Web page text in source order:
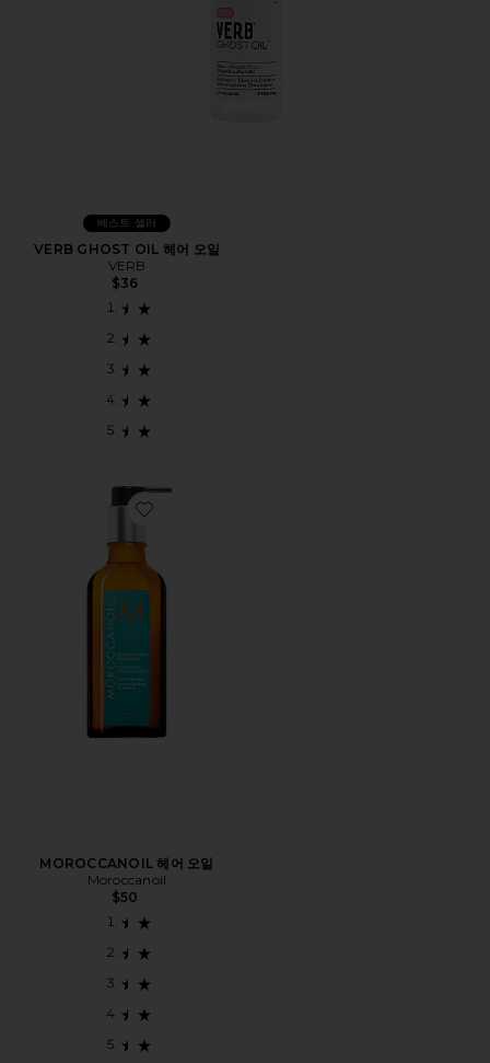
베스트 셀러
VERB GHOST OIL 헤어 오일
VERB
$36
Favorite MOROCCANOIL 헤어 오일
MOROCCANOIL 헤어 오일
Moroccanoil
$50